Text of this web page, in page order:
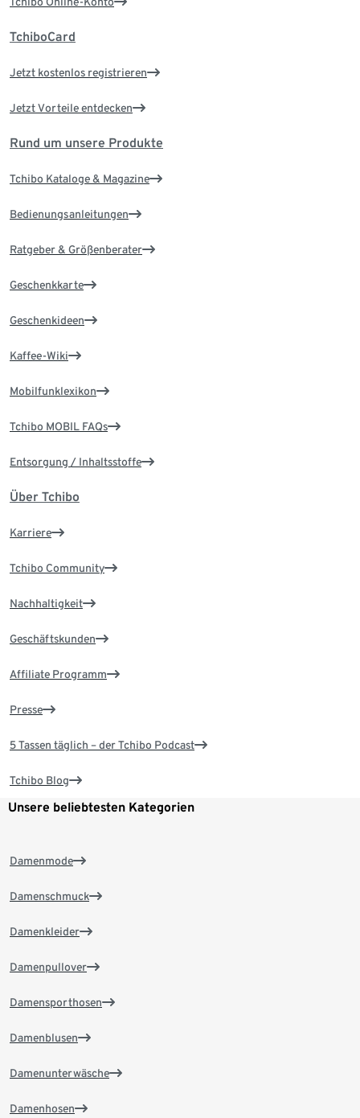
TchiboCard
Jetzt kostenlos registrieren
Jetzt Vorteile entdecken
Rund um unsere Produkte
Tchibo Kataloge & Magazine
Bedienungsanleitungen
Ratgeber & Größenberater
Geschenkkarte
Geschenkideen
Kaffee-Wiki
Mobilfunklexikon
Tchibo MOBIL FAQs
Entsorgung / Inhaltsstoffe
Über Tchibo
Karriere
Tchibo Community
Nachhaltigkeit
Geschäftskunden
Affiliate Programm
Presse
5 Tassen täglich – der Tchibo Podcast
Tchibo Blog
Unsere beliebtesten Kategorien
Damenmode
Damenschmuck
Damenkleider
Damenpullover
Damensporthosen
Damenblusen
Damenunterwäsche
Damenhosen